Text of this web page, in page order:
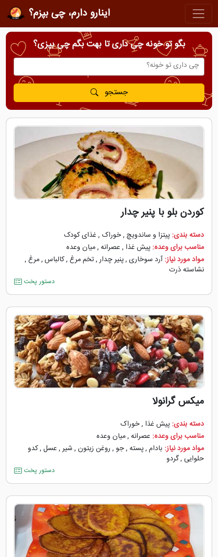
اینارو دارم، چی بپزم؟
بگو تو خونه چی داری تا بهت بگم چی بپزی؟
جستجو
کوردن بلو با پنیر چدار
دسته بندی: پیتزا و ساندویچ ,خوراک , غذای کودک
مناسب برای وعده: پیش غذا , عصرانه ,میان وعده
مواد مورد نیاز: آرد سوخاری ,پنیر چدار,تخم مرغ ,کالباس ,مرغ ,
نشاسته ذرت
دستور پخت
میکس گرانولا
دسته بندی: پیش غذا ,خوراک
مناسب برای وعده: عصرانه ,میان وعده
مواد مورد نیاز: بادام ,پسته ,جو , روغن زیتون , شیر, عسل ,کدو
حلوایی ,گردو
دستور پخت